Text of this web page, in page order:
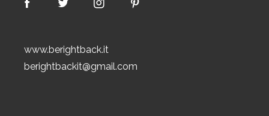
www.berightback.it
berightbackit@gmail.com